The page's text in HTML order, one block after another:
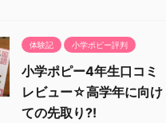
体験記 小学ポピー評判
小学ポピー4年生口コミ
レビュー☆高学年に向け
ての先取り?!